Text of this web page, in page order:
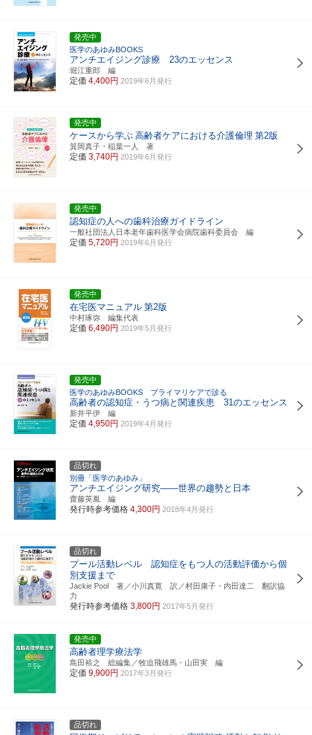
発売中
医学のあゆみBOOKS
アンチエイジング診療 23のエッセンス
堀江重郎 編
定価 4,400円 2019年6月発行
発売中
ケースから学ぶ 高齢者ケアにおける介護倫理 第2版
箕岡真子・稲葉一人 著
定価 3,740円 2019年6月発行
発売中
認知症の人への歯科治療ガイドライン
一般社団法人日本老年歯科医学会病院歯科委員会 編
定価 5,720円 2019年6月発行
発売中
在宅医マニュアル 第2版
中村琢弥 編集代表
定価 6,490円 2019年5月発行
発売中
医学のあゆみBOOKS プライマリケアで診る
高齢者の認知症・うつ病と関連疾患 31のエッセンス
新井平伊 編
定価 4,950円 2019年4月発行
品切れ
別冊「医学のあゆみ」
アンチエイジング研究――世界の趨勢と日本
齋藤英胤 編
発行時参考価格 4,300円 2018年4月発行
品切れ
プール活動レベル 認知症をもつ人の活動評価から個
別支援まで
Jackie Pool 著／小川真寛 訳／村田康子・内田達二 翻訳協
力
発行時参考価格 3,800円 2017年5月発行
発売中
高齢者理学療法学
島田裕之 総編集／牧迫飛雄馬・山田実 編
定価 9,900円 2017年3月発行
品切れ